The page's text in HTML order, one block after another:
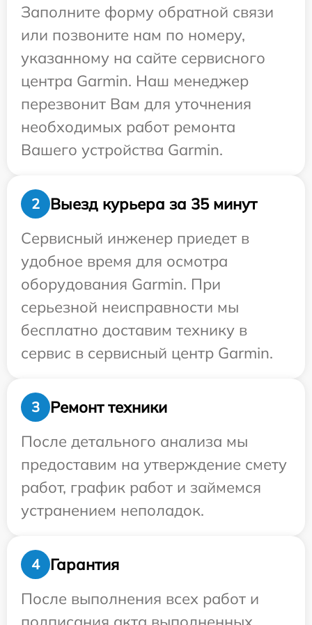
Заполните форму обратной связи
или позвоните нам по номеру,
указанному на сайте сервисного
центра Garmin. Наш менеджер
перезвонит Вам для уточнения
необходимых работ ремонта
Вашего устройства Garmin.
2
Выезд курьера за 35 минут
Сервисный инженер приедет в
удобное время для осмотра
оборудования Garmin. При
серьезной неисправности мы
бесплатно доставим технику в
сервис в сервисный центр Garmin.
3
Ремонт техники
После детального анализа мы
предоставим на утверждение смету
работ, график работ и займемся
устранением неполадок.
4
Гарантия
После выполнения всех работ и